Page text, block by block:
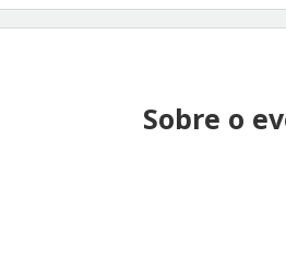
Sobre o